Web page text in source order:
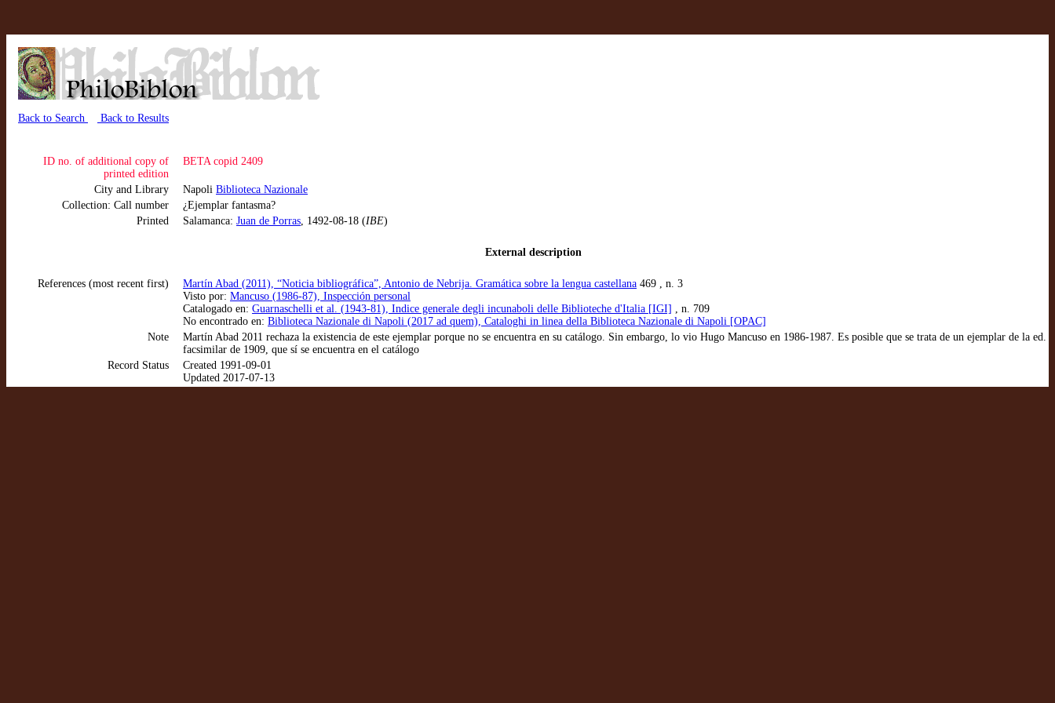
Back to Search Back to Results
ID no. of additional copy of
printed edition
BETA copid 2409
City and Library Napoli Biblioteca Nazionale
Collection: Call number
¿Ejemplar fantasma?
Printed
Salamanca: Juan de Porras, 1492-08-18 (IBE)
External description
References (most recent first) Martín Abad (2011), “Noticia bibliográfica”, Antonio de Nebrija. Gramática sobre la lengua castellana 469 , n. 3
Visto por: Mancuso (1986-87), Inspección personal
Catalogado en: Guarnaschelli et al. (1943-81), Indice generale degli incunaboli delle Biblioteche d'Italia [IGI] , n. 709
No encontrado en: Biblioteca Nazionale di Napoli (2017 ad quem), Cataloghi in linea della Biblioteca Nazionale di Napoli [OPAC]
Note
Martín Abad 2011 rechaza la existencia de este ejemplar porque no se encuentra en su catálogo. Sin embargo, lo vio Hugo Mancuso en 1986-1987. Es posible que se trata de un ejemplar de la ed.
facsimilar de 1909, que sí se encuentra en el catálogo
Record Status
Created 1991-09-01
Updated 2017-07-13